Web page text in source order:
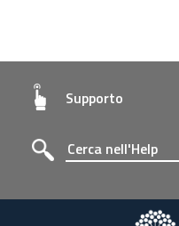
Supporto